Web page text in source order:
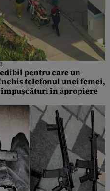
pentru care un
telefonul unei femei,
în apropiere